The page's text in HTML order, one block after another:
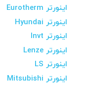
اینورتر Eurotherm
اینورتر Hyundai
اینورتر Invt
اینورتر Lenze
اینورتر LS
اینورتر Mitsubishi